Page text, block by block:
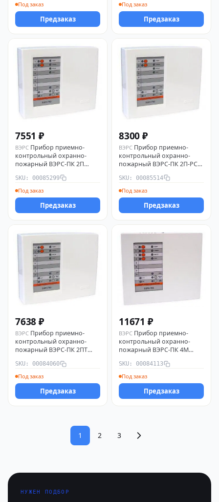
Под заказ
Предзаказ
Под заказ
Предзаказ
7551 ₽
ВЭРС Прибор приемно-
контрольный охранно-
пожарный ВЭРС-ПК 2П
SKU: 00085299
Под заказ
Предзаказ
8300 ₽
ВЭРС Прибор приемно-
контрольный охранно-
пожарный ВЭРС-ПК 2П-РС
SKU: 00085514
Под заказ
Предзаказ
7638 ₽
ВЭРС Прибор приемно-
контрольный охранно-
пожарный ВЭРС-ПК 2ПТ
SKU: 00084060
Под заказ
Предзаказ
11671 ₽
ВЭРС Прибор приемно-
контрольный охранно-
пожарный ВЭРС-ПК 4М
SKU: 00084113
Под заказ
Предзаказ
1 2 3
НУЖЕН ПОДБОР